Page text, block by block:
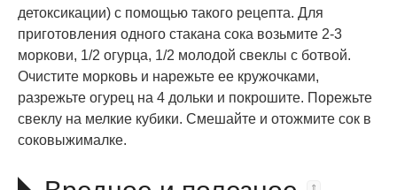
детоксикации) с помощью такого рецепта. Для
приготовления одного стакана сока возьмите 2-3
моркови, 1/2 огурца, 1/2 молодой свеклы с ботвой.
Очистите морковь и нарежьте ее кружочками,
разрежьте огурец на 4 дольки и покрошите. Порежьте
свеклу на мелкие кубики. Смешайте и отожмите сок в
соковыжималке.